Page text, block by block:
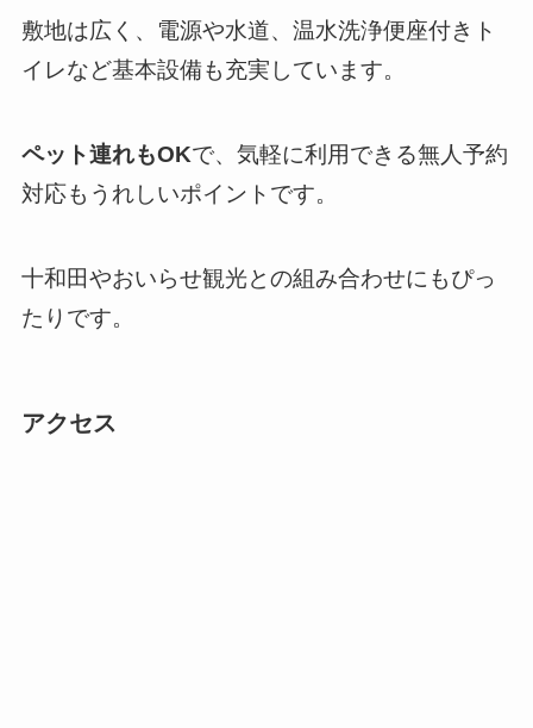
敷地は広く、電源や水道、温水洗浄便座付きト
イレなど基本設備も充実しています。
ペット連れもOKで、気軽に利用できる無人予約
対応もうれしいポイントです。
十和田やおいらせ観光との組み合わせにもぴっ
たりです。
アクセス